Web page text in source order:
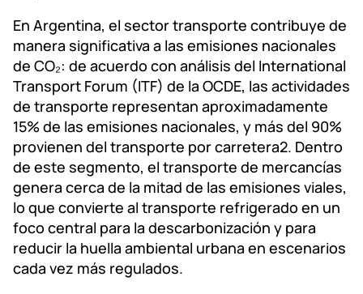
En Argentina, el sector transporte contribuye de
manera significativa a las emisiones nacionales
de CO₂: de acuerdo con análisis del International
Transport Forum (ITF) de la OCDE, las actividades
de transporte representan aproximadamente
15% de las emisiones nacionales, y más del 90%
provienen del transporte por carretera2. Dentro
de este segmento, el transporte de mercancías
genera cerca de la mitad de las emisiones viales,
lo que convierte al transporte refrigerado en un
foco central para la descarbonización y para
reducir la huella ambiental urbana en escenarios
cada vez más regulados.